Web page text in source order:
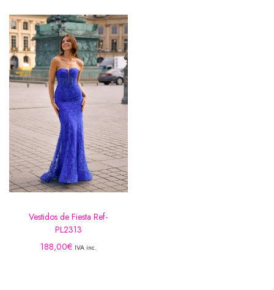
Vestidos de Fiesta Ref-
PL2313
188,00€ IVA inc.